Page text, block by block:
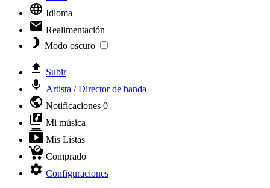
Idioma
Realimentación
Modo oscuro
Subir
Artista / Director de banda
Notificaciones 0
Mi música
Mis Listas
Comprado
Configuraciones